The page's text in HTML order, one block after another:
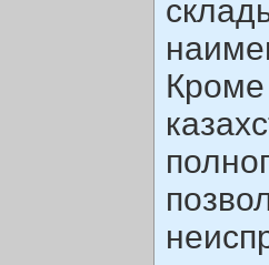
Кроме